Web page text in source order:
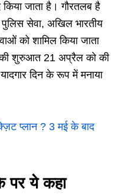
जाता है। गौरतलब है
पुलिस सेवा, अखिल भारतीय
को शामिल किया जाता
शुरुआत 21 अप्रैल को की
दिन के रूप में मनाया
प्लान ? 3 मई के बाद
पर ये कहा